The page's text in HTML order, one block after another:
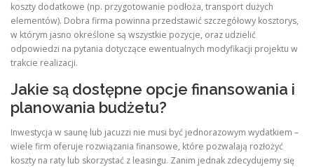
koszty dodatkowe (np. przygotowanie podłoża, transport dużych
elementów). Dobra firma powinna przedstawić szczegółowy kosztorys,
w którym jasno określone są wszystkie pozycje, oraz udzielić
odpowiedzi na pytania dotyczące ewentualnych modyfikacji projektu w
trakcie realizacji.
Jakie są dostępne opcje finansowania i
planowania budżetu?
Inwestycja w saunę lub jacuzzi nie musi być jednorazowym wydatkiem –
wiele firm oferuje rozwiązania finansowe, które pozwalają rozłożyć
koszty na raty lub skorzystać z leasingu. Zanim jednak zdecydujemy się